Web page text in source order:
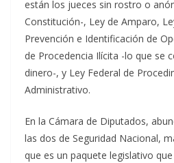
están los jueces sin rostro o
Constitución-, Ley de Amparo,
Prevención e Identificación de
de Procedencia Ilícita -lo que se
dinero-, y Ley Federal de
Administrativo.
En la Cámara de Diputados,
las dos de Seguridad Nacional,
que es un paquete legislativo